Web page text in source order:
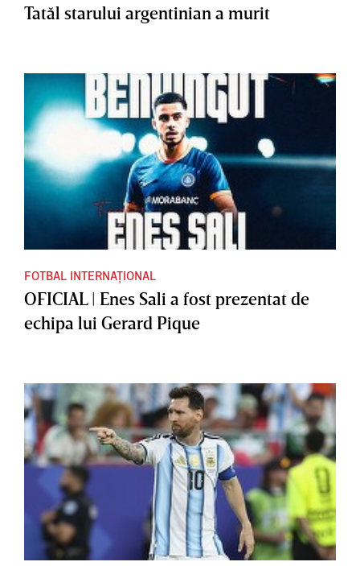
Tatăl starului argentinian a murit
FOTBAL INTERNAȚIONAL
OFICIAL | Enes Sali a fost prezentat de
echipa lui Gerard Pique